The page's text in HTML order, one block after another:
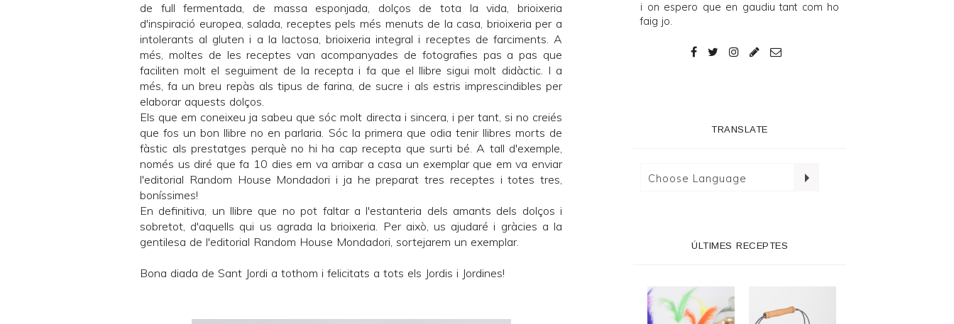
de full fermentada, de massa esponjada, dolços de tota la vida, brioixeria
d'inspiració europea, salada, receptes pels més menuts de la casa, brioixeria per a
intolerants al gluten i a la lactosa, brioixeria integral i receptes de farciments. A
més, moltes de les receptes van acompanyades de fotografies pas a pas que
faciliten molt el seguiment de la recepta i fa que el llibre sigui molt didàctic. I a
més, fa un breu repàs als tipus de farina, de sucre i als estris imprescindibles per
elaborar aquests dolços.
Els que em coneixeu ja sabeu que sóc molt directa i sincera, i per tant, si no creiés
que fos un bon llibre no en parlaria. Sóc la primera que odia tenir llibres morts de
fàstic als prestatges perquè no hi ha cap recepta que surti bé. A tall d'exemple,
només us diré que fa 10 dies em va arribar a casa un exemplar que em va enviar
l'editorial Random House Mondadori i ja he preparat tres receptes i totes tres,
boníssimes!
En definitiva, un llibre que no pot faltar a l'estanteria dels amants dels dolços i
sobretot, d'aquells qui us agrada la brioixeria. Per això, us ajudaré i gràcies a la
gentilesa de l'editorial Random House Mondadori, sortejarem un exemplar.
Bona diada de Sant Jordi a tothom i felicitats a tots els Jordis i Jordines!
i on espero que en gaudiu tant com ho
faig jo.
TRANSLATE
ÚLTIMES RECEPTES